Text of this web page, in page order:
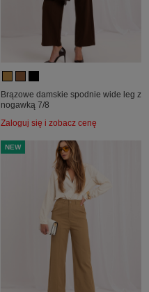
Brązowe damskie spodnie wide leg z
nogawką 7/8
Zaloguj się i zobacz cenę
NEW